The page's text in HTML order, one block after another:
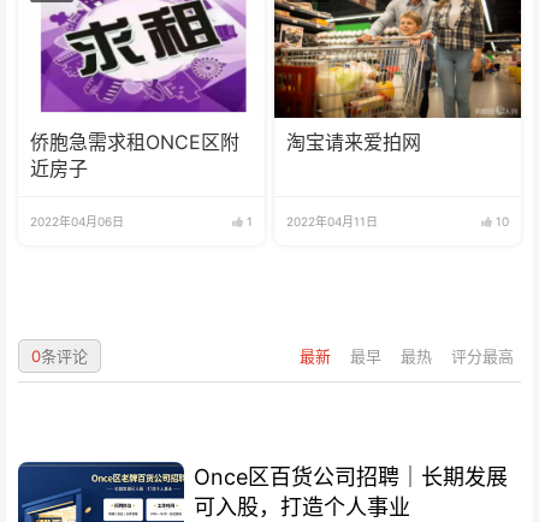
侨胞急需求租ONCE区附
近房子
2022年04月06日 1
淘宝请来爱拍网
2022年04月11日 10
最新 最早 最热 评分最高
0条评论
Once区百货公司招聘｜长期发展
可入股，打造个人事业